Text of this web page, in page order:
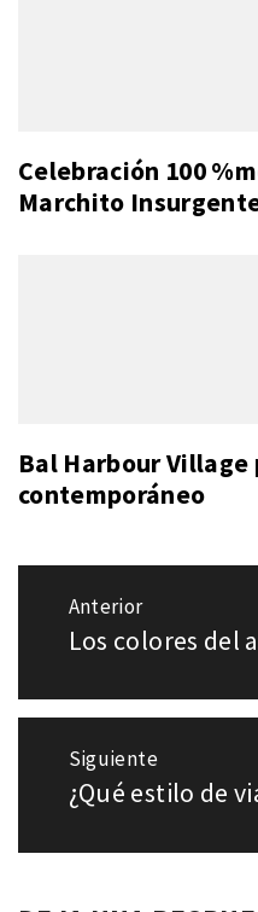
Celebración 100
Marchito
Bal Harbour
contemporáneo
Navegación
entradas
Anterior
Entrada
Los colores del
Siguiente
Entrada
¿Qué estilo de